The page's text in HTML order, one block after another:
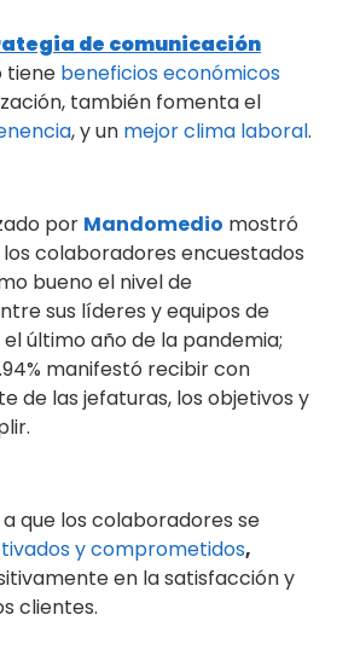
de comunicación
tiene beneficios económicos
también fomenta el
, y un mejor clima laboral.
por Mandomedio mostró
los colaboradores encuestados
bueno el nivel de
sus líderes y equipos de
último año de la pandemia;
manifestó recibir con
de las jefaturas, los objetivos y
a que los colaboradores se
y comprometidos,
en la satisfacción y
clientes.